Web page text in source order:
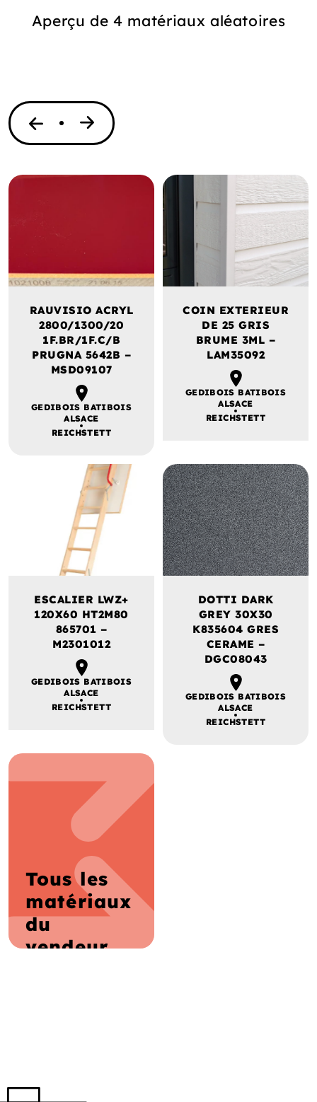
Aperçu de 4 matériaux aléatoires
RAUVISIO ACRYL
2800/1300/20
1F.BR/1F.C/B
PRUGNA 5642B –
MSD09107
GEDIBOIS BATIBOIS
ALSACE
REICHSTETT
COIN EXTERIEUR
DE 25 GRIS
BRUME 3ML –
LAM35092
GEDIBOIS BATIBOIS
ALSACE
REICHSTETT
ESCALIER LWZ+
120X60 HT2M80
865701 –
M2301012
GEDIBOIS BATIBOIS
ALSACE
REICHSTETT
DOTTI DARK
GREY 30X30
K835604 GRES
CERAME –
DGC08043
GEDIBOIS BATIBOIS
ALSACE
REICHSTETT
Tous les
matériaux
du
vendeur